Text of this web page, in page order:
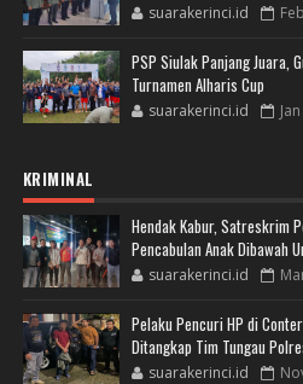
suarakerinci.id
PSP Siulak Panjang Juara,
Turnamen Alharis Cup
suarakerinci.id
KRIMINAL
Hendak Kabur, Satreskrim
Pencabulan Anak Dibawah
suarakerinci.id
Pelaku Pencuri HP di
Ditangkap Tim Tungau
suarakerinci.id